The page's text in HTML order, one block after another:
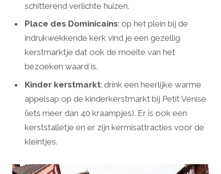
schitterend verlichte huizen.
Place des Dominicains: op het plein bij de
indrukwekkende kerk vind je een gezellig
kerstmarktje dat ook de moeite van het
bezoeken waard is.
Kinder kerstmarkt: drink een heerlijke warme
appelsap op de kinderkerstmarkt bij Petit Venise
(iets meer dan 40 kraampjes). Er is ook een
kerststalletje en er zijn kermisattracties voor de
kleintjes.